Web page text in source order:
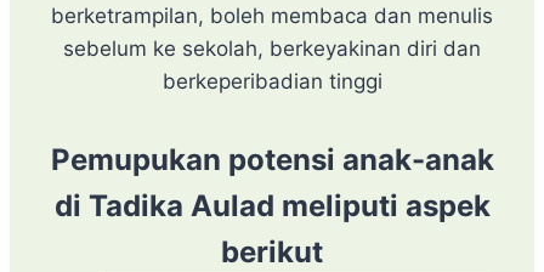
berketrampilan, boleh membaca dan menulis
sebelum ke sekolah, berkeyakinan diri dan
berkeperibadian tinggi
Pemupukan potensi anak-anak
di Tadika Aulad meliputi aspek
berikut